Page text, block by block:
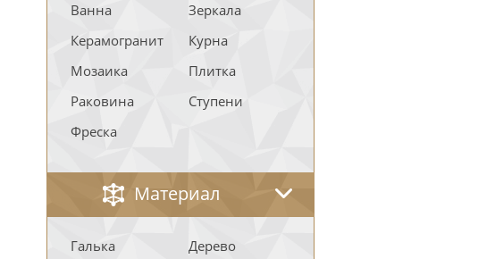
Ванна
Зеркала
Керамогранит
Курна
Мозаика
Плитка
Раковина
Ступени
Фреска
Материал
Галька
Дерево